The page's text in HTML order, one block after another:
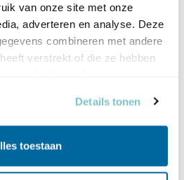
van onze site met onze
adverteren en analyse. Deze
combineren met andere
verstrekt of die ze hebben
Details tonen
toestaan
DIT FILMPJE
vrouw?
maart 2020, 14:00 |
Vind ik
takjes en 't plastic weg zijn?